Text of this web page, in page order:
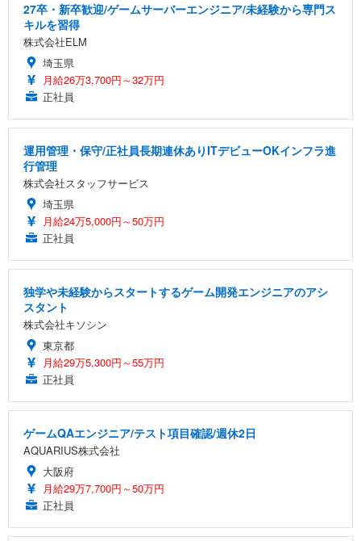
27卒・新卒歓迎/ゲームサーバーエンジニア/未経験から専門ス
キルを習得
株式会社ELM
埼玉県
月給26万3,700円～32万円
正社員
運用管理・保守/正社員長期連休ありITデビューOKインフラ進
行管理
株式会社スタッフサービス
埼玉県
月給24万5,000円～50万円
正社員
独学や未経験からスタートするゲーム開発エンジニアのアシ
スタント
株式会社キソシン
東京都
月給29万5,300円～55万円
正社員
ゲームQAエンジニア/テスト項目確認/週休2日
AQUARIUS株式会社
大阪府
月給29万7,700円～50万円
正社員